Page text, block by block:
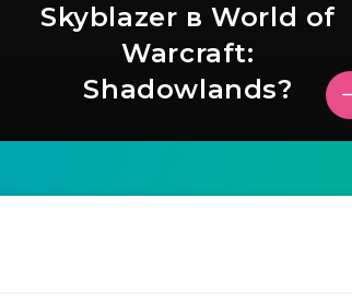
Skyblazer в World of
Warcraft:
Shadowlands?